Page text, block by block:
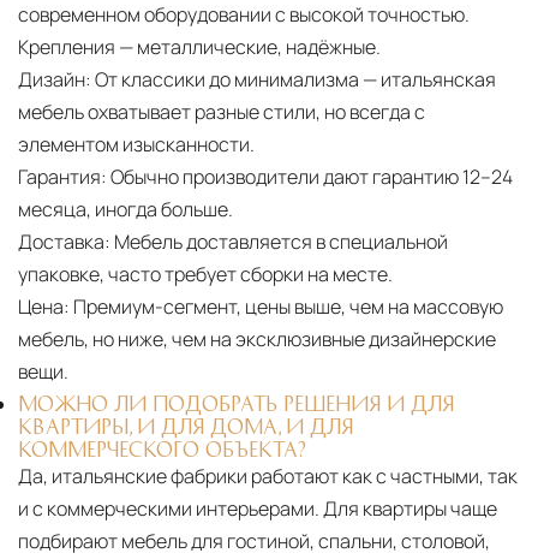
современном оборудовании с высокой точностью.
Крепления — металлические, надёжные.
Дизайн: От классики до минимализма — итальянская
мебель охватывает разные стили, но всегда с
элементом изысканности.
Гарантия: Обычно производители дают гарантию 12–24
месяца, иногда больше.
Доставка: Мебель доставляется в специальной
упаковке, часто требует сборки на месте.
Цена: Премиум-сегмент, цены выше, чем на массовую
мебель, но ниже, чем на эксклюзивные дизайнерские
вещи.
МОЖНО ЛИ ПОДОБРАТЬ РЕШЕНИЯ И ДЛЯ
КВАРТИРЫ, И ДЛЯ ДОМА, И ДЛЯ
КОММЕРЧЕСКОГО ОБЪЕКТА?
Да, итальянские фабрики работают как с частными, так
и с коммерческими интерьерами. Для квартиры чаще
подбирают мебель для гостиной, спальни, столовой,